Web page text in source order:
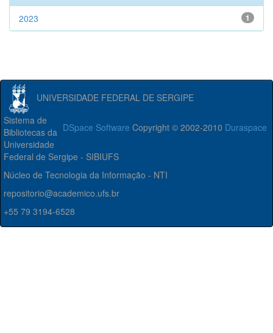
1
2023
UNIVERSIDADE FEDERAL DE SERGIPE
DSpace Software Copyright © 2002-2010 Duraspace
Sistema de
Bibliotecas da
Universidade
Federal de Sergipe - SIBIUFS
Núcleo de Tecnologia da Informação - NTI
repositorio@academico.ufs.br
+55 79 3194-6528